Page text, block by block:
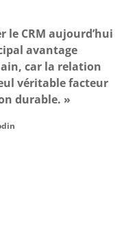
le CRM aujourd’hui
avantage
car la relation
véritable facteur
durable. »